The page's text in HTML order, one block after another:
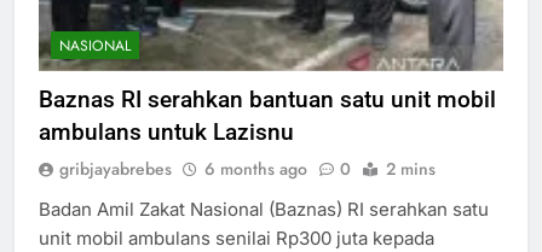
NASIONAL
Baznas RI serahkan bantuan satu unit mobil
ambulans untuk Lazisnu
gribjayabrebes 6 months ago 0 2 mins
Badan Amil Zakat Nasional (Baznas) RI serahkan satu
unit mobil ambulans senilai Rp300 juta kepada